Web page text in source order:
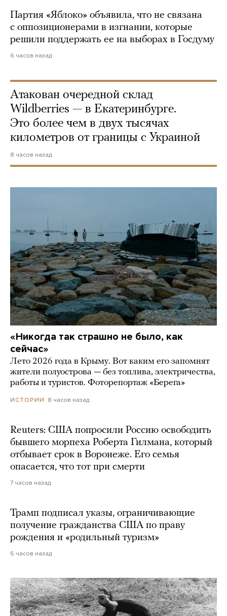
Партия «Яблоко» объявила, что не связана
с оппозиционерами в изгнании, которые
решили поддержать ее на выборах в Госдуму
6 часов назад
Атакован очередной склад
Wildberries — в Екатеринбурге.
Это более чем в двух тысячах
километров от границы с Украиной
8 часов назад
«Никогда так страшно не было, как
сейчас»
Лето 2026 года в Крыму. Вот каким его запомнят
жители полуострова — без топлива, электричества,
работы и туристов. Фоторепортаж «Берега»
ИСТОРИИ 8 часов назад
Reuters: США попросили Россию освободить
бывшего морпеха Роберта Гилмана, который
отбывает срок в Воронеже. Его семья
опасается, что тот при смерти
7 часов назад
Трамп подписал указы, ограничивающие
получение гражданства США по праву
рождения и «родильный туризм»
6 часов назад